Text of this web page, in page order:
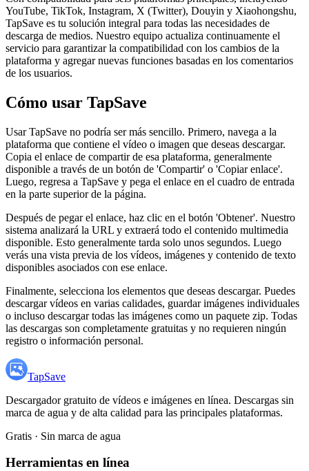
YouTube, TikTok, Instagram, X (Twitter), Douyin y Xiaohongshu,
TapSave es tu solución integral para todas las necesidades de
descarga de medios. Nuestro equipo actualiza continuamente el
servicio para garantizar la compatibilidad con los cambios de la
plataforma y agregar nuevas funciones basadas en los comentarios
de los usuarios.
Cómo usar TapSave
Usar TapSave no podría ser más sencillo. Primero, navega a la
plataforma que contiene el vídeo o imagen que deseas descargar.
Copia el enlace de compartir de esa plataforma, generalmente
disponible a través de un botón de 'Compartir' o 'Copiar enlace'.
Luego, regresa a TapSave y pega el enlace en el cuadro de entrada
en la parte superior de la página.
Después de pegar el enlace, haz clic en el botón 'Obtener'. Nuestro
sistema analizará la URL y extraerá todo el contenido multimedia
disponible. Esto generalmente tarda solo unos segundos. Luego
verás una vista previa de los vídeos, imágenes y contenido de texto
disponibles asociados con ese enlace.
Finalmente, selecciona los elementos que deseas descargar. Puedes
descargar vídeos en varias calidades, guardar imágenes individuales
o incluso descargar todas las imágenes como un paquete zip. Todas
las descargas son completamente gratuitas y no requieren ningún
registro o información personal.
TapSave
Descargador gratuito de vídeos e imágenes en línea. Descargas sin
marca de agua y de alta calidad para las principales plataformas.
Gratis · Sin marca de agua
Herramientas en línea